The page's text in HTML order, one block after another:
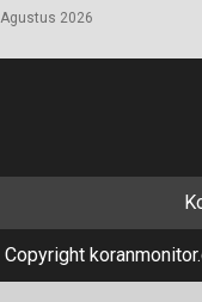
2026
Copyright